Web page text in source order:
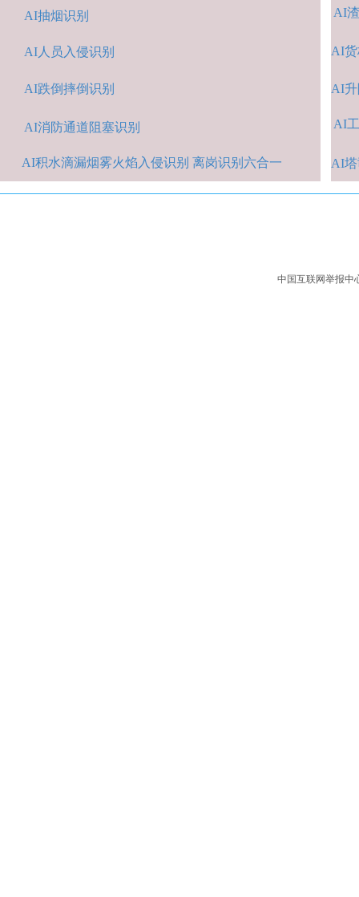
AI人 员入侵识别
AI消防通道阻塞识别
AI抽烟识别
AI跌倒摔倒识别
AI积水滴漏烟雾火焰入侵识别 离岗识别六合一
AI
AI
AI
AI货
AI
中国互联网举报中